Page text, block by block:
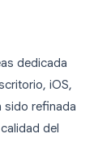
dedicada
iOS,
sido refinada
del